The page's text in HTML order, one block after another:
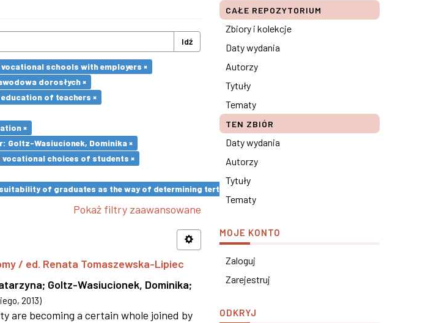
Idź
schools with employers ×
dorosłych ×
of teachers ×
×
Goltz-Wasiucionek, Dominika ×
choices of students ×
of graduates as the way of determining tertiary education results ×
Pokaż filtry zaawansowane
/ ed. Renata Tomaszewska-Lipiec
; Goltz-Wasiucionek, Dominika;
, 2013)
are becoming a certain whole joined by
CAŁE REPOZYTORIUM
Zbiory i kolekcje
Daty wydania
Autorzy
Tytuły
Tematy
TEN ZBIÓR
Daty wydania
Autorzy
Tytuły
Tematy
MOJE KONTO
Zaloguj
Zarejestruj
ODKRYJ